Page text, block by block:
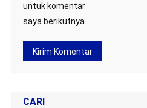
untuk komentar
saya berikutnya.
CARI